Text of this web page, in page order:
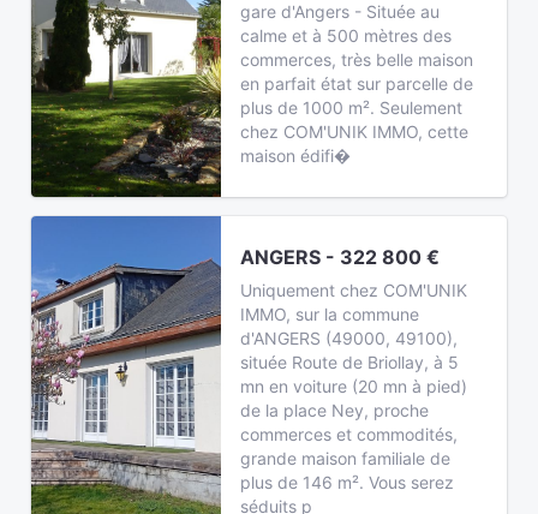
gare d'Angers - Située au
calme et à 500 mètres des
commerces, très belle maison
en parfait état sur parcelle de
plus de 1000 m². Seulement
chez COM'UNIK IMMO, cette
maison édifi�
ANGERS - 322 800 €
Uniquement chez COM'UNIK
IMMO, sur la commune
d'ANGERS (49000, 49100),
située Route de Briollay, à 5
mn en voiture (20 mn à pied)
de la place Ney, proche
commerces et commodités,
grande maison familiale de
plus de 146 m². Vous serez
séduits p